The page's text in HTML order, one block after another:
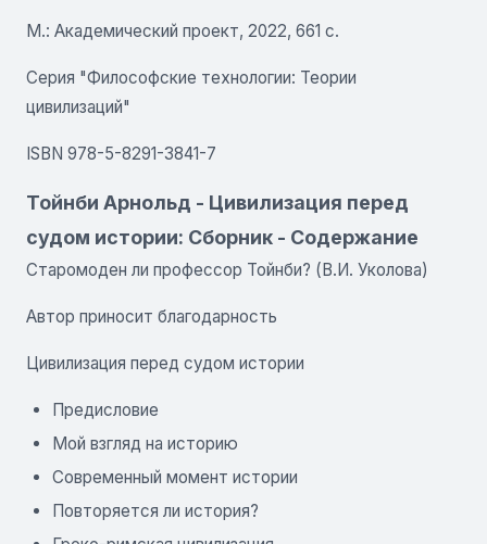
М.: Академический проект, 2022, 661 с.
Серия "Философские технологии: Теории
цивилизаций"
ISBN 978-5-8291-3841-7
Тойнби Арнольд - Цивилизация перед
судом истории: Сборник - Содержание
Старомоден ли профессор Тойнби? (В.И. Уколова)
Автор приносит благодарность
Цивилизация перед судом истории
Предисловие
Мой взгляд на историю
Современный момент истории
Повторяется ли история?